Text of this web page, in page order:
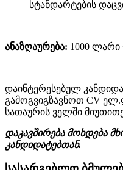
სტანდარტების
ანაზღაურება: 1000 ლარი
დაინტერესებულ
გამოგვიგზავნოთ CV
სათაურის ველში
დაკავშირება მოხდება
კანდიდატებთან.